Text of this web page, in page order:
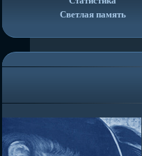
Светлая память